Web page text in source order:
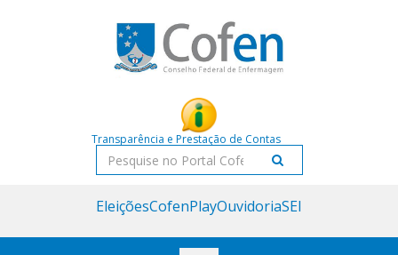
Transparência e Prestação de Contas
Pesquisar
EleiçõesCofenPlayOuvidoriaSEI